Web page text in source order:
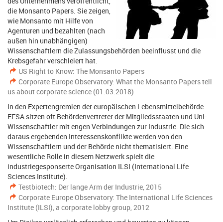
die Monsanto Papers. Sie zeigen,
wie Monsanto mit Hilfe von
Agenturen und bezahlten (nach
außen hin unabhängigen)
Wissenschaftlern die Zulassungsbehörden beeinflusst und die
Krebsgefahr verschleiert hat.
US Right to Know: The Monsanto Papers
Corporate Europe Observatory: What the Monsanto Papers tell
us about corporate science (01.03.2018)
In den Expertengremien der europäischen Lebensmittelbehörde
EFSA sitzen oft Behördenvertreter der Mitgliedsstaaten und Uni-
Wissenschaftler mit engen Verbindungen zur Industrie. Die sich
daraus ergebenden Interessenskonflikte werden von den
Wissenschaftlern und der Behörde nicht thematisiert. Eine
wesentliche Rolle in diesem Netzwerk spielt die
industriegesponserte Organisation ILSI (International Life
Sciences Institute).
Testbiotech: Der lange Arm der Industrie, 2015
Corporate Europe Observatory: The International Life Sciences
Institute (ILSI), a corporate lobby group, 2012